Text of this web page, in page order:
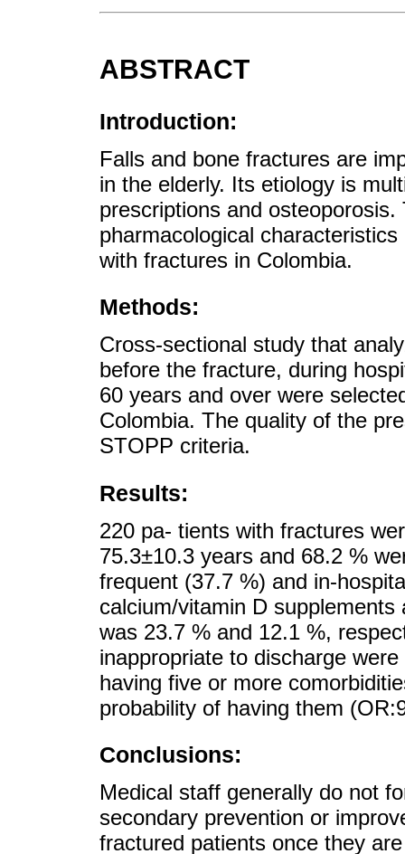
ABSTRACT
Introduction:
Falls and bone fractures are
in the elderly. Its etiology is
prescriptions and
pharmacological
with fractures in Colombia.
Methods:
Cross-sectional study that
before the fracture, during
60 years and over were
Colombia. The quality of the
STOPP criteria.
Results:
220 pa- tients with fractures
75.3±10.3 years and 68.2 %
frequent (37.7 %) and in-
calcium/vitamin D
was 23.7 % and 12.1 %,
inappropriate to discharge
having five or more
probability of having them
Conclusions:
Medical staff generally do not
secondary prevention or
fractured patients once they